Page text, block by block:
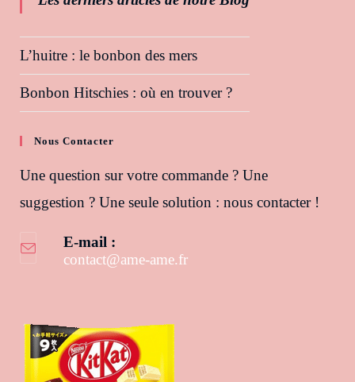
L’huitre : le bonbon des mers
Bonbon Hitschies : où en trouver ?
Nous Contacter
Une question sur votre commande ? Une
suggestion ? Une seule solution : nous contacter !
E-mail :
contact@ame-ame.frS’ouvre dans votre application